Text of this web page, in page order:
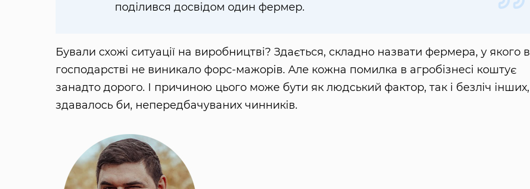
поділився досвідом один фермер.
Бували схожі ситуації на виробництві? Здається, складно назвати фермера, у якого в
господарстві не виникало форс-мажорів. Але кожна помилка в агробізнесі коштує
занадто дорого. І причиною цього може бути як людський фактор, так і безліч інших,
здавалось би, непередбачуваних чинників.